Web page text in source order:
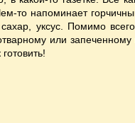
то напоминает
уксус. Помимо
или запеченному